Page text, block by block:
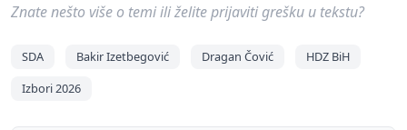
Znate nešto više o temi ili želite prijaviti grešku u tekstu?
SDA Bakir Izetbegović Dragan Čović
HDZ BiH
Izbori 2026